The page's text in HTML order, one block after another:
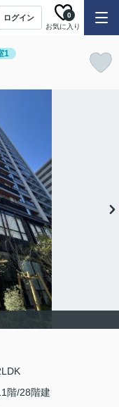
ログイン
お気に入り
0
1
階/28階建